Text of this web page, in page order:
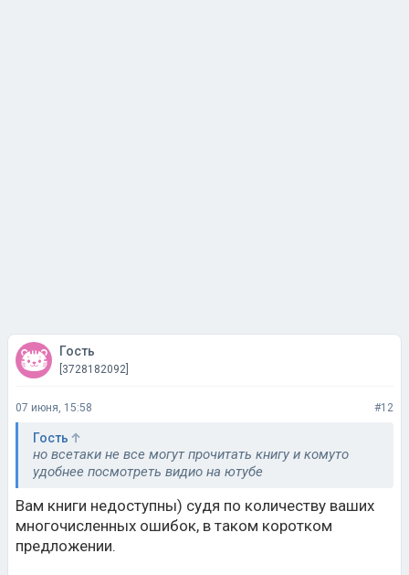
Гость
[3728182092]
07 июня, 15:58 #12
Гость
но всетаки не все могут прочитать книгу и комуто
удобнее посмотреть видио на ютубе
Вам книги недоступны) судя по количеству ваших
многочисленных ошибок, в таком коротком
предложении.